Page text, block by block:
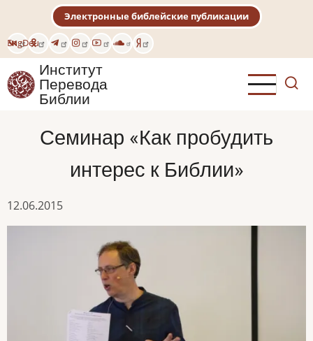
основному
содержанию
EngDeu
Электронные библейские публикации
Институт
Перевода
Библии
Семинар «Как пробудить
интерес к Библии»
12.06.2015